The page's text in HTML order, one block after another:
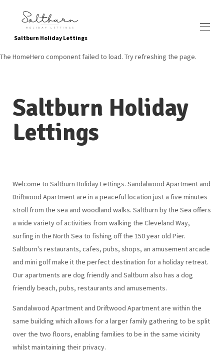
Saltburn Holiday Lettings
Standort
Lokale Annehmlichkeiten und Sehenswürdigkeiten
Kinderfreundliche Attraktionen
Grün werden
Referenzen
Häufig gestellte Fragen
Datenschutz-Bestimmungen
The HomeHero component failed to load. Try refreshing the page.
Saltburn Holiday
Lettings
Welcome to Saltburn Holiday Lettings. Sandalwood Apartment and
Driftwood Apartment are in a peaceful location just a five minutes
stroll from the sea and woodland walks. Saltburn by the Sea offers
a wide variety of activities from walking the Cleveland Way,
surfing in the North Sea to fishing off the 150 year old Pier.
Saltburn's restaurants, cafes, pubs, shops, an amusement arcade
and mini golf make it the perfect destination for a holiday retreat.
Our apartments are dog friendly and Saltburn also has a dog
friendly beach, pubs, restaurants and amusements.
Sandalwood Apartment and Driftwood Apartment are within the
same building which allows for a larger family gathering to be split
over the two floors, enabling families to be in the same vicinity
whilst maintaining their privacy.